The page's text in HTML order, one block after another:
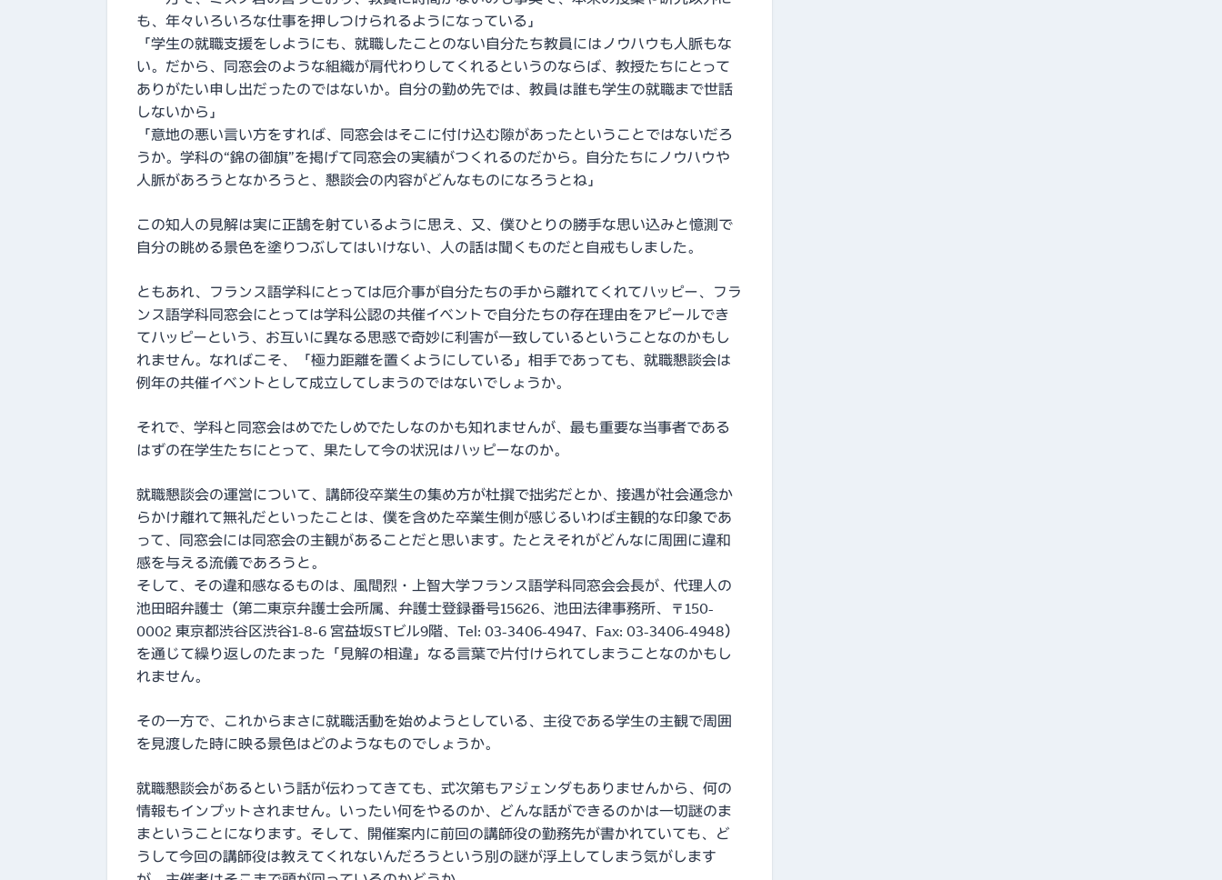
も、年々いろいろな仕事を押しつけられるようになっている」
「学生の就職支援をしようにも、就職したことのない自分たち教員にはノウハウも人脈もな
い。だから、同窓会のような組織が肩代わりしてくれるというのならば、教授たちにとって
ありがたい申し出だったのではないか。自分の勤め先では、教員は誰も学生の就職まで世話
しないから」
「意地の悪い言い方をすれば、同窓会はそこに付け込む隙があったということではないだろ
うか。学科の“錦の御旗”を掲げて同窓会の実績がつくれるのだから。自分たちにノウハウや
人脈があろうとなかろうと、懇談会の内容がどんなものになろうとね」
この知人の見解は実に正鵠を射ているように思え、又、僕ひとりの勝手な思い込みと憶測で
自分の眺める景色を塗りつぶしてはいけない、人の話は聞くものだと自戒もしました。
ともあれ、フランス語学科にとっては厄介事が自分たちの手から離れてくれてハッピー、フラ
ンス語学科同窓会にとっては学科公認の共催イベントで自分たちの存在理由をアピールでき
てハッピーという、お互いに異なる思惑で奇妙に利害が一致しているということなのかもし
れません。なればこそ、「極力距離を置くようにしている」相手であっても、就職懇談会は
例年の共催イベントとして成立してしまうのではないでしょうか。
それで、学科と同窓会はめでたしめでたしなのかも知れませんが、最も重要な当事者である
はずの在学生たちにとって、果たして今の状況はハッピーなのか。
就職懇談会の運営について、講師役卒業生の集め方が杜撰で拙劣だとか、接遇が社会通念か
らかけ離れて無礼だといったことは、僕を含めた卒業生側が感じるいわば主観的な印象であ
って、同窓会には同窓会の主観があることだと思います。たとえそれがどんなに周囲に違和
感を与える流儀であろうと。
そして、その違和感なるものは、風間烈・上智大学フランス語学科同窓会会長が、代理人の
池田昭弁護士（第二東京弁護士会所属、弁護士登録番号15626、池田法律事務所、〒150-
0002 東京都渋谷区渋谷1-8-6 宮益坂STビル9階、Tel: 03-3406-4947、Fax: 03-3406-4948）
を通じて繰り返しのたまった「見解の相違」なる言葉で片付けられてしまうことなのかもし
れません。
その一方で、これからまさに就職活動を始めようとしている、主役である学生の主観で周囲
を見渡した時に映る景色はどのようなものでしょうか。
就職懇談会があるという話が伝わってきても、式次第もアジェンダもありませんから、何の
情報もインプットされません。いったい何をやるのか、どんな話ができるのかは一切謎のま
まということになります。そして、開催案内に前回の講師役の勤務先が書かれていても、ど
うして今回の講師役は教えてくれないんだろうという別の謎が浮上してしまう気がします